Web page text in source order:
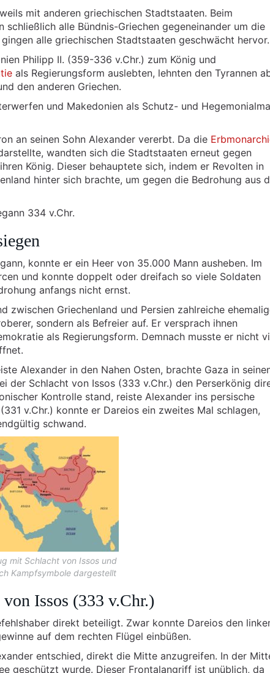
mit anderen griechischen Stadtstaaten. Beim
alle Bündnis-Griechen gegeneinander um die
alle griechischen Stadtstaaten geschwächt hervor.
Philipp II. (359-336 v.Chr.) zum König und
als Regierungsform auslebten, lehnten den Tyrannen
den anderen Griechen.
und Makedonien als Schutz- und
an seinen Sohn Alexander vererbt. Da die
wandten sich die Stadtstaaten erneut gegen
König. Dieser behauptete sich, indem er Revolten in
hinter sich brachte, um gegen die Bedrohung aus
334 v.Chr.
konnte er ein Heer von 35.000 Mann ausheben. Im
und konnte doppelt oder dreifach so viele Soldaten
anfangs nicht ernst.
zwischen Griechenland und Persien zahlreiche
sondern als Befreier auf. Er versprach ihnen
als Regierungsform. Demnach musste er nicht
Alexander in den Nahen Osten, brachte Gaza in
der Schlacht von Issos (333 v.Chr.) den Perserkönig
Kontrolle stand, reiste Alexander ins persische
v.Chr.) konnte er Dareios ein zweites Mal schlagen,
schwand.
mit Schlacht von Issos und
Kampfsymbole dargestellt
Issos (333 v.Chr.)
direkt beteiligt. Zwar konnte Dareios den
auf dem rechten Flügel einbüßen.
entschied, direkt die Mitte anzugreifen. In der
geschützt wurde. Dieser Frontalangriff ist unüblich, da